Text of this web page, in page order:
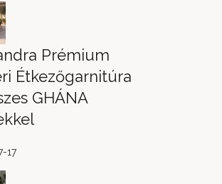
Prémium
Étkezőgarnitúra
GHÁNA
17